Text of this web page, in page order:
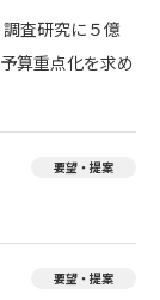
査研究に５億
算重点化を求め
要望・提案
要望・提案